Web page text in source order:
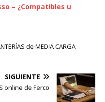
– ¿Compatibles u
de MEDIA CARGA
SIGUIENTE
online de Ferco